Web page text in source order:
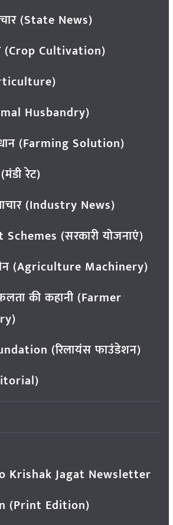
(State News)
Cultivation)
Husbandry)
(Farming Solution)
रेट)
(Industry News)
(सरकारी योजनाएं)
(Agriculture Machinery)
की कहानी (Farmer
(रिलायंस फाउंडेशन)
Krishak Jagat Newsletter
(Print Edition)